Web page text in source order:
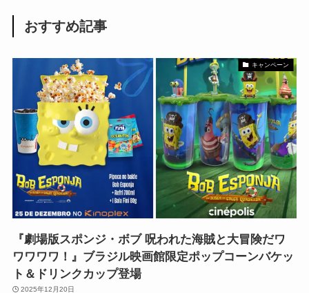
おすすめ記事
キャンペーン
『劇場版スポンジ・ボブ 呪われた海賊と大冒険だワ
ワワワワ！』ブラジル映画館限定ポップコーンバケッ
ト＆ドリンクカップ登場
2025年12月20日